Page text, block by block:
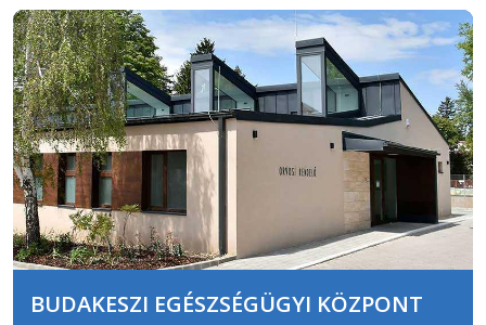
BUDAKESZI EGÉSZSÉGÜGYI KÖZPONT